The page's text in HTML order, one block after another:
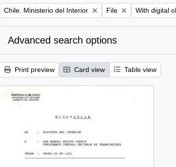
Remove filter:
Chile. Ministerio del Interior Remove filter:
File Remove
With digital
Advanced search options
Print preview Card view Table view